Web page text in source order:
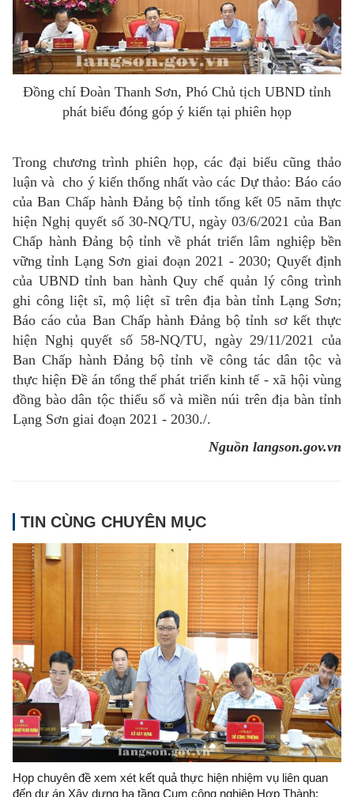
Đồng chí Đoàn Thanh Sơn, Phó Chủ tịch UBND tỉnh
phát biểu đóng góp ý kiến tại phiên họp
Trong chương trình phiên họp, các đại biểu cũng thảo
luận và cho ý kiến thống nhất vào các Dự thảo: Báo cáo
của Ban Chấp hành Đảng bộ tỉnh tổng kết 05 năm thực
hiện Nghị quyết số 30-NQ/TU, ngày 03/6/2021 của Ban
Chấp hành Đảng bộ tỉnh về phát triển lâm nghiệp bền
vững tỉnh Lạng Sơn giai đoạn 2021 - 2030; Quyết định
của UBND tỉnh ban hành Quy chế quản lý công trình
ghi công liệt sĩ, mộ liệt sĩ trên địa bàn tỉnh Lạng Sơn;
Báo cáo của Ban Chấp hành Đảng bộ tỉnh sơ kết thực
hiện Nghị quyết số 58-NQ/TU, ngày 29/11/2021 của
Ban Chấp hành Đảng bộ tỉnh về công tác dân tộc và
thực hiện Đề án tổng thể phát triển kinh tế - xã hội vùng
đồng bào dân tộc thiểu số và miền núi trên địa bàn tỉnh
Lạng Sơn giai đoạn 2021 - 2030./.
Nguồn langson.gov.vn
TIN CÙNG CHUYÊN MỤC
Họp chuyên đề xem xét kết quả thực hiện nhiệm vụ liên quan
đến dự án Xây dựng hạ tầng Cụm công nghiệp Hợp Thành;